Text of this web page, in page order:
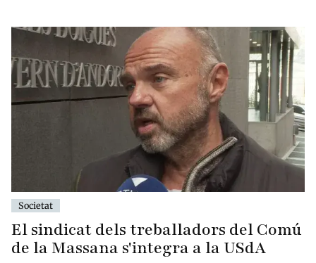
Societat
El sindicat dels treballadors del Comú
de la Massana s'integra a la USdA